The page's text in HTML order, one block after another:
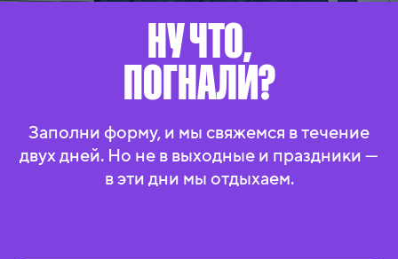
НУ ЧТО,
ПОГНАЛИ?
Заполни форму, и мы свяжемся в течение
двух дней. Но не в выходные и праздники —
в эти дни мы отдыхаем.